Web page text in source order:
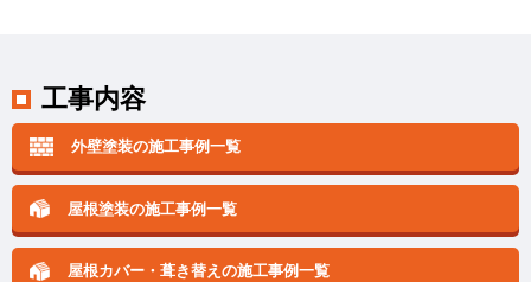
工事内容
外壁塗装の施工事例一覧
屋根塗装の施工事例一覧
屋根カバー・葺き替えの施工事例一覧